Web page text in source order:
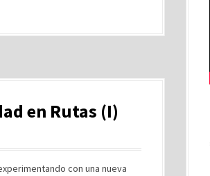
en Rutas (I)
con una nueva